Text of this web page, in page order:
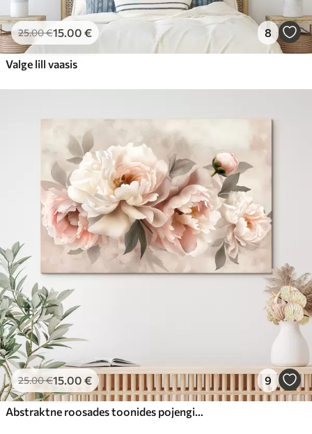
25.00€15.00 € 8
Valge lill vaasis
25.00€15.00 € 9
Abstraktne roosades toonides pojengide kimp